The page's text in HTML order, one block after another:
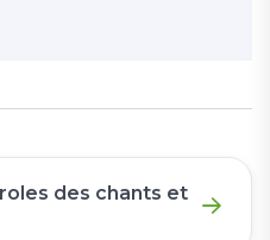
des chants et